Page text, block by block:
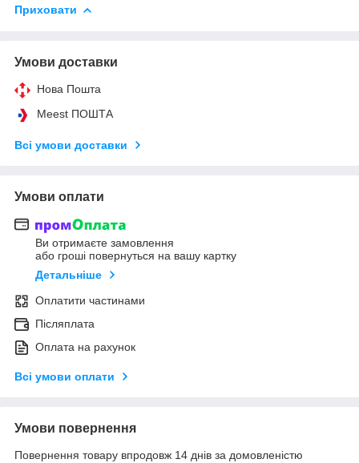
Приховати
Умови доставки
Нова Пошта
Meest ПОШТА
Всі умови доставки
Умови оплати
Ви отримаєте замовлення
або гроші повернуться на вашу картку
Детальніше
Оплатити частинами
Післяплата
Оплата на рахунок
Всі умови оплати
Умови повернення
Повернення товару впродовж 14 днів за домовленістю